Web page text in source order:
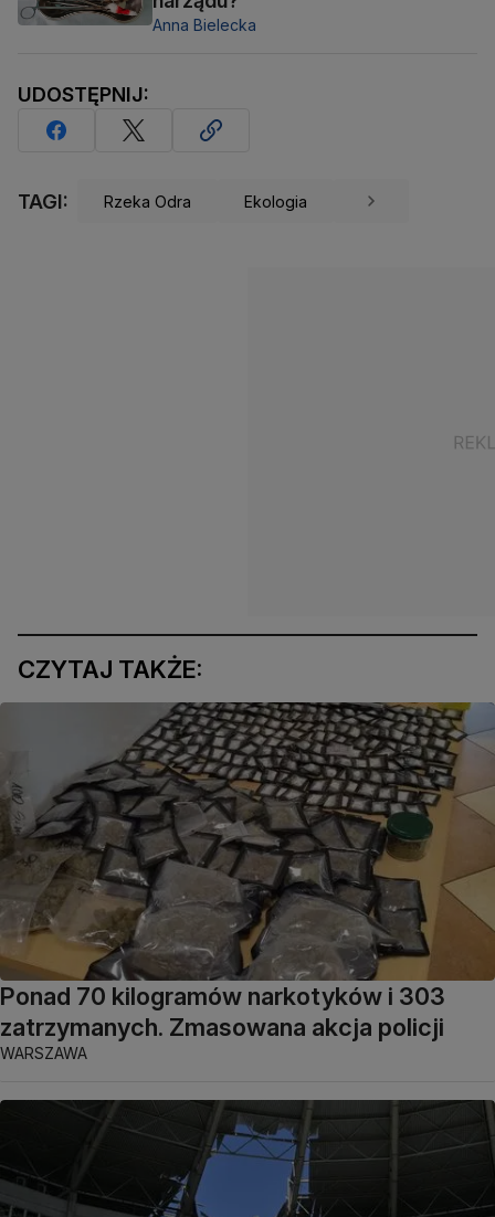
Anna Bielecka
UDOSTĘPNIJ:
TAGI: Rzeka Odra Ekologia
CZYTAJ TAKŻE:
Ponad 70 kilogramów narkotyków i 303
zatrzymanych. Zmasowana akcja policji
WARSZAWA